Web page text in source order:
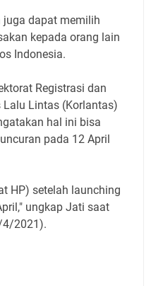
juga dapat memilih
kepada orang lain
Indonesia.
Registrasi dan
Lalu Lintas (Korlantas)
hal ini bisa
pada 12 April
HP) setelah launching
ungkap Jati saat
4/2021).